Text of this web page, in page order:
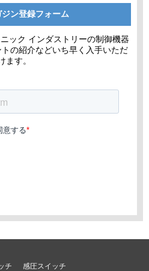
ジン登録フォーム
ック インダストリーの制御機器
の紹介などいち早く入手いただ
ます。
チ
感圧スイッチ